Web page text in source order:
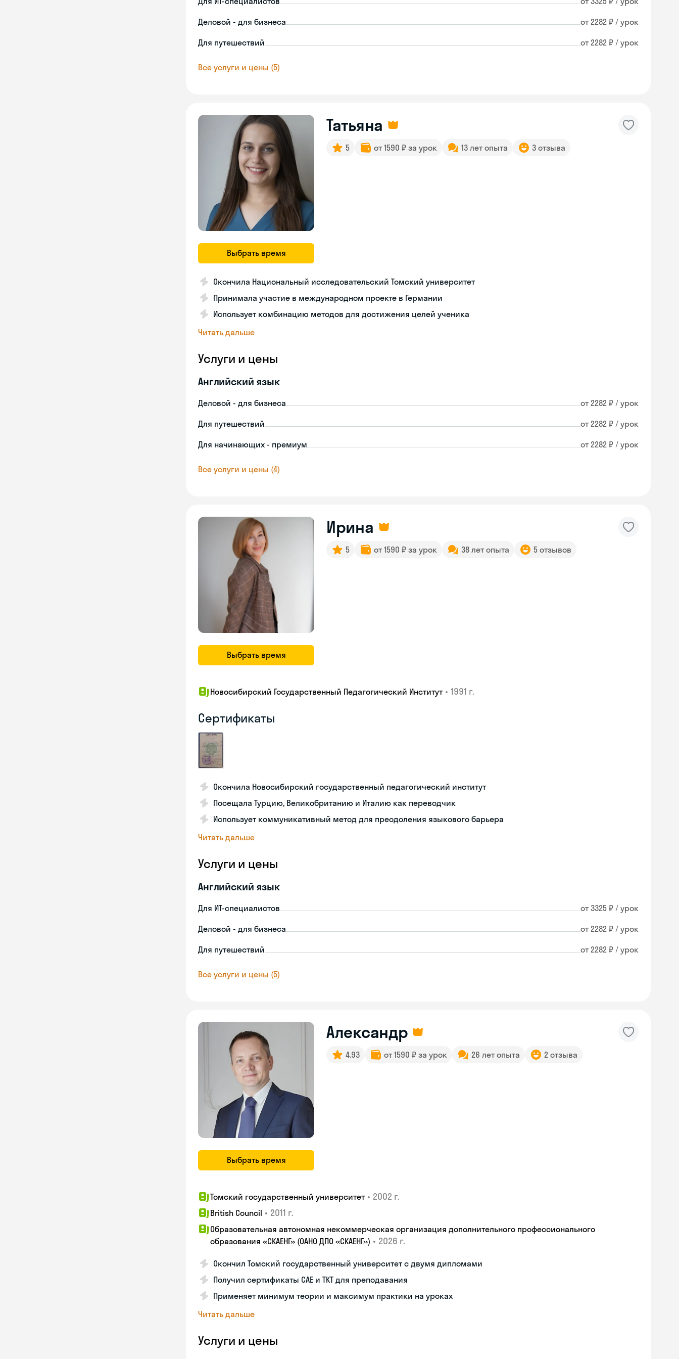
Деловой - для бизнеса от 2282 ₽ / урок
Для путешествий от 2282 ₽ / урок
Все услуги и цены (5)
Выбрать время
Татьяна
5 от 1590 ₽ за урок 13 лет опыта 3 отзыва
Окончила Национальный исследовательский Томский университет
Принимала участие в международном проекте в Германии
Использует комбинацию методов для достижения целей ученика
Читать дальше
Услуги и цены
Английский язык
Деловой - для бизнеса от 2282 ₽ / урок
Для путешествий от 2282 ₽ / урок
Для начинающих - премиум от 2282 ₽ / урок
Все услуги и цены (4)
Выбрать время
Ирина
5 от 1590 ₽ за урок 38 лет опыта 5 отзывов
Новосибирский Государственный Педагогический Институт • 1991 г.
Сертификаты
Окончила Новосибирский государственный педагогический институт
Посещала Турцию, Великобританию и Италию как переводчик
Использует коммуникативный метод для преодоления языкового барьера
Читать дальше
Услуги и цены
Английский язык
Для ИТ-специалистов от 3325 ₽ / урок
Деловой - для бизнеса от 2282 ₽ / урок
Для путешествий от 2282 ₽ / урок
Все услуги и цены (5)
Выбрать время
Александр
4.93 от 1590 ₽ за урок 26 лет опыта 2 отзыва
Томский государственный университет • 2002 г.
British Council • 2011 г.
Образовательная автономная некоммерческая организация дополнительного профессионального
образования «СКАЕНГ» (ОАНО ДПО «СКАЕНГ») • 2026 г.
Окончил Томский государственный университет с двумя дипломами
Получил сертификаты CAE и TKT для преподавания
Применяет минимум теории и максимум практики на уроках
Читать дальше
Услуги и цены